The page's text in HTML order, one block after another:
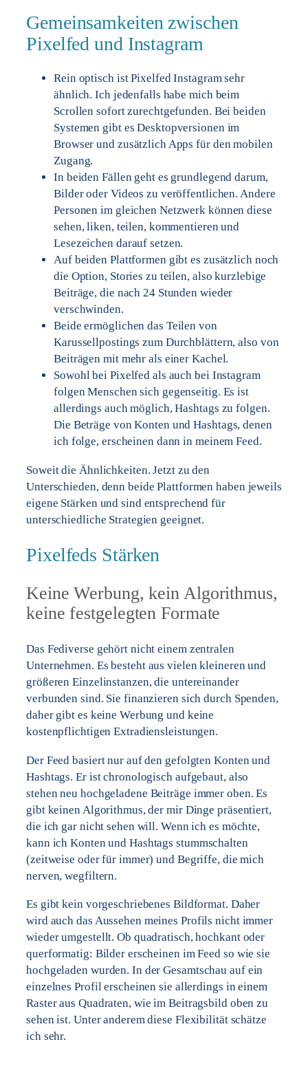
Gemeinsamkeiten zwischen
Pixelfed und Instagram
Rein optisch ist Pixelfed Instagram sehr
ähnlich. Ich jedenfalls habe mich beim
Scrollen sofort zurechtgefunden. Bei beiden
Systemen gibt es Desktopversionen im
Browser und zusätzlich Apps für den mobilen
Zugang.
In beiden Fällen geht es grundlegend darum,
Bilder oder Videos zu veröffentlichen. Andere
Personen im gleichen Netzwerk können diese
sehen, liken, teilen, kommentieren und
Lesezeichen darauf setzen.
Auf beiden Plattformen gibt es zusätzlich noch
die Option, Stories zu teilen, also kurzlebige
Beiträge, die nach 24 Stunden wieder
verschwinden.
Beide ermöglichen das Teilen von
Karussellpostings zum Durchblättern, also von
Beiträgen mit mehr als einer Kachel.
Sowohl bei Pixelfed als auch bei Instagram
folgen Menschen sich gegenseitig. Es ist
allerdings auch möglich, Hashtags zu folgen.
Die Beträge von Konten und Hashtags, denen
ich folge, erscheinen dann in meinem Feed.
Soweit die Ähnlichkeiten. Jetzt zu den
Unterschieden, denn beide Plattformen haben jeweils
eigene Stärken und sind entsprechend für
unterschiedliche Strategien geeignet.
Pixelfeds Stärken
Keine Werbung, kein Algorithmus,
keine festgelegten Formate
Das Fediverse gehört nicht einem zentralen
Unternehmen. Es besteht aus vielen kleineren und
größeren Einzelinstanzen, die untereinander
verbunden sind. Sie finanzieren sich durch Spenden,
daher gibt es keine Werbung und keine
kostenpflichtigen Extradiensleistungen.
Der Feed basiert nur auf den gefolgten Konten und
Hashtags. Er ist chronologisch aufgebaut, also
stehen neu hochgeladene Beiträge immer oben. Es
gibt keinen Algorithmus, der mir Dinge präsentiert,
die ich gar nicht sehen will. Wenn ich es möchte,
kann ich Konten und Hashtags stummschalten
(zeitweise oder für immer) und Begriffe, die mich
nerven, wegfiltern.
Es gibt kein vorgeschriebenes Bildformat. Daher
wird auch das Aussehen meines Profils nicht immer
wieder umgestellt. Ob quadratisch, hochkant oder
querformatig: Bilder erscheinen im Feed so wie sie
hochgeladen wurden. In der Gesamtschau auf ein
einzelnes Profil erscheinen sie allerdings in einem
Raster aus Quadraten, wie im Beitragsbild oben zu
sehen ist. Unter anderem diese Flexibilität schätze
ich sehr.